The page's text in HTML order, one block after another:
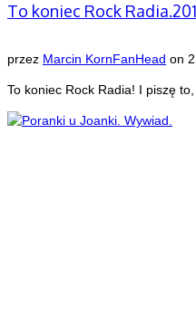
To koniec Rock
przez Marcin KornFanHead on
To koniec Rock Radia! I piszę